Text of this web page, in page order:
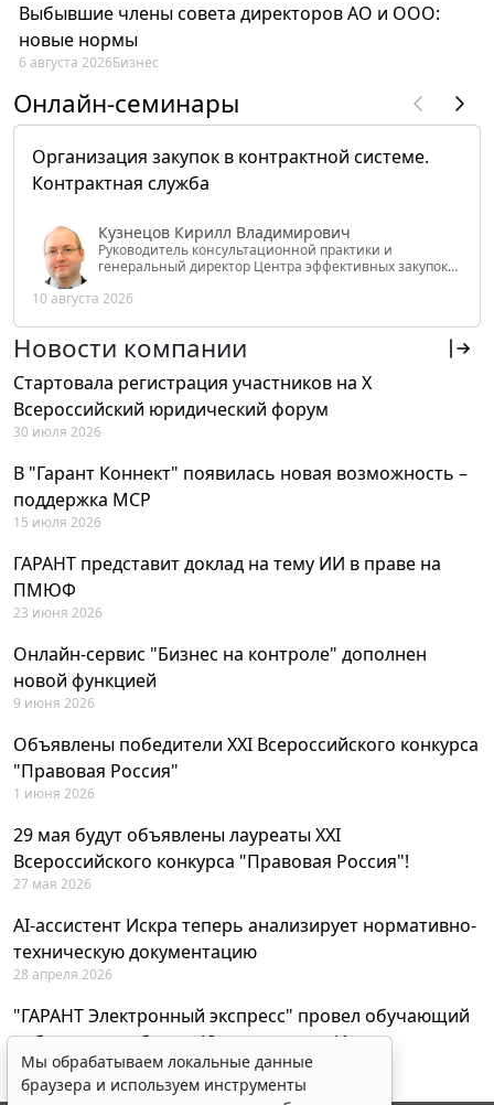
Выбывшие члены совета директоров АО и ООО:
новые нормы
6 августа 2026Бизнес
Онлайн-семинары
Организация закупок в контрактной системе.
Контрактная служба
Кузнецов Кирилл Владимирович
Руководитель консультационной практики и
генеральный директор Центра эффективных закупок
РФ
10 августа 2026
Новости компании
Стартовала регистрация участников на X
Всероссийский юридический форум
30 июля 2026
В "Гарант Коннект" появилась новая возможность –
поддержка MCP
15 июля 2026
ГАРАНТ представит доклад на тему ИИ в праве на
ПМЮФ
23 июня 2026
Онлайн-сервис "Бизнес на контроле" дополнен
новой функцией
9 июня 2026
Объявлены победители XXI Всероссийского конкурса
"Правовая Россия"
1 июня 2026
29 мая будут объявлены лауреаты XXI
Всероссийского конкурса "Правовая Россия"!
27 мая 2026
AI-ассистент Искра теперь анализирует нормативно-
техническую документацию
28 апреля 2026
"ГАРАНТ Электронный экспресс" провел обучающий
вебинар по работе с AI-ассистентом Искра
23 апреля 2026
Мы обрабатываем локальные данные
браузера и используем инструменты